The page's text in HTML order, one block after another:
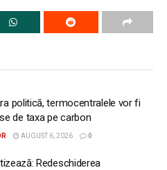
politică, termocentralele vor fi
de taxa pe carbon
AUGUST 6, 2026 0
Redeschiderea